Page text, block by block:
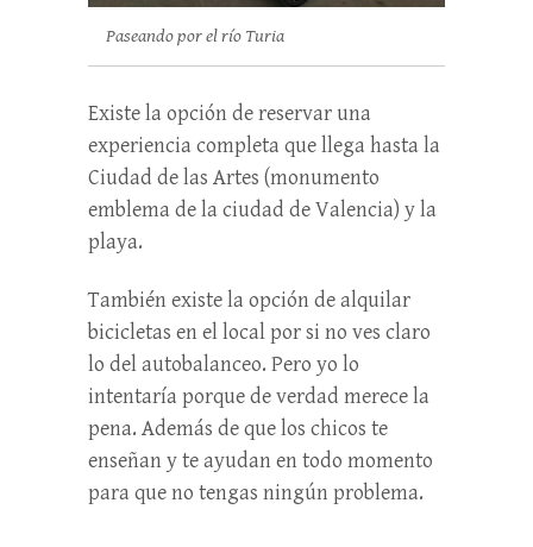
Paseando por el río Turia
Existe la opción de reservar una
experiencia completa que llega hasta la
Ciudad de las Artes (monumento
emblema de la ciudad de Valencia) y la
playa.
También existe la opción de alquilar
bicicletas en el local por si no ves claro
lo del autobalanceo. Pero yo lo
intentaría porque de verdad merece la
pena. Además de que los chicos te
enseñan y te ayudan en todo momento
para que no tengas ningún problema.